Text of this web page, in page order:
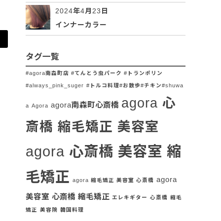
2024年4月23日
インナーカラー
タグ一覧
#agora南森町店 #てんとう虫パーク #トランポリン
#always_pink_suger #トルコ料理#お散歩#チキン#shuwa
a Agora agora南森町心斎橋 agora 心
斎橋 縮毛矯正 美容室
agora 心斎橋 美容室 縮
毛矯正 agora 縮毛矯正 美容室 心斎橋 agora
美容室 心斎橋 縮毛矯正 エレキギター 心斎橋 縮毛
矯正 美容院 韓国料理